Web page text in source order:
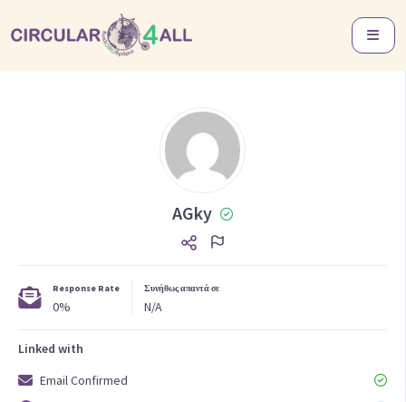
AGky
Response Rate
0%
Συνήθως απαντά σε
N/A
Linked with
Email Confirmed